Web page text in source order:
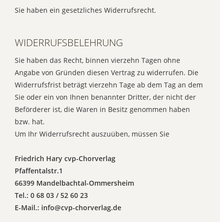
Sie haben ein gesetzliches Widerrufsrecht.
WIDERRUFSBELEHRUNG
Sie haben das Recht, binnen vierzehn Tagen ohne
Angabe von Gründen diesen Vertrag zu widerrufen. Die
Widerrufsfrist beträgt vierzehn Tage ab dem Tag an dem
Sie oder ein von Ihnen benannter Dritter, der nicht der
Beförderer ist, die Waren in Besitz genommen haben
bzw. hat.
Um Ihr Widerrufsrecht auszuüben, müssen Sie
Friedrich Hary cvp-Chorverlag
Pfaffentalstr.1
66399 Mandelbachtal-Ommersheim
Tel.: 0 68 03 / 52 60 23
E-Mail.: info@cvp-chorverlag.de